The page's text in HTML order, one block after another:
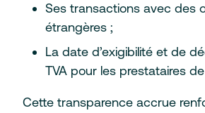
Ses transactions avec des
étrangères ;
La date d’exigibilité et de
TVA pour les prestataires
Cette transparence accrue